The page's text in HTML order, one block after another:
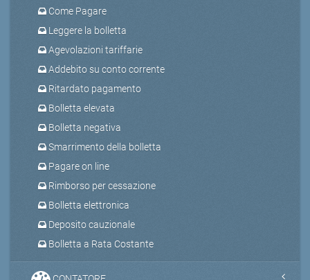
Come Pagare
Leggere la bolletta
Agevolazioni tariffarie
Addebito su conto corrente
Ritardato pagamento
Bolletta elevata
Bolletta negativa
Smarrimento della bolletta
Pagare on line
Rimborso per cessazione
Bolletta elettronica
Deposito cauzionale
Bolletta a Rata Costante